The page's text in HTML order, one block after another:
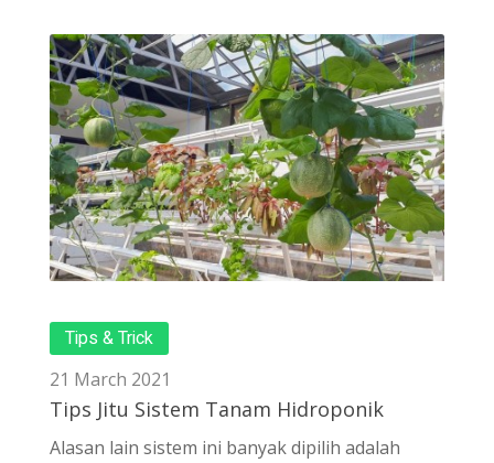
Tips & Trick
21 March 2021
Tips Jitu Sistem Tanam Hidroponik
Alasan lain sistem ini banyak dipilih adalah